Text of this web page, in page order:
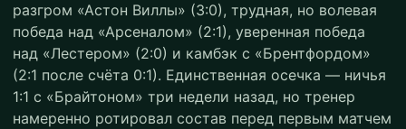
разгром «Астон Виллы» (3:0), трудная, но волевая
победа над «Арсеналом» (2:1), уверенная победа
над «Лестером» (2:0) и камбэк с «Брентфордом»
(2:1 после счёта 0:1). Единственная осечка — ничья
1:1 с «Брайтоном» три недели назад, но тренер
намеренно ротировал состав перед первым матчем